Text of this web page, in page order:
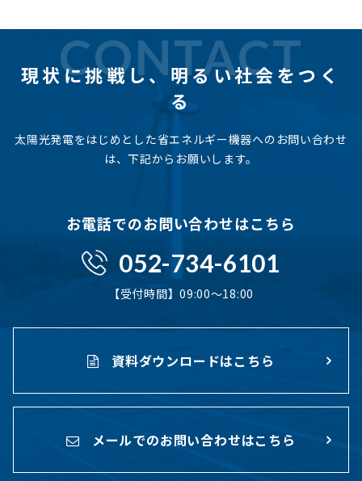
CONTACT
現状に挑戦し、明るい社会をつく
る
太陽光発電をはじめとした省エネルギー機器へのお問い合わせ
は、下記からお願いします。
お電話でのお問い合わせはこちら
052-734-6101
【受付時間】09:00〜18:00
資料ダウンロードはこちら
メールでのお問い合わせはこちら